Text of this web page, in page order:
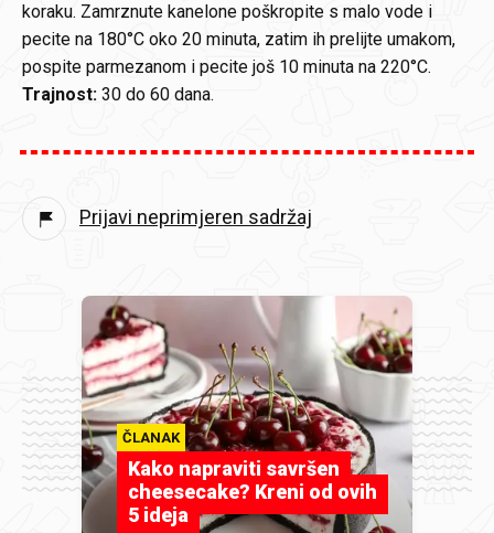
koraku. Zamrznute kanelone poškropite s malo vode i
pecite na 180°C oko 20 minuta, zatim ih prelijte umakom,
pospite parmezanom i pecite još 10 minuta na 220°C.
Trajnost: 30 do 60 dana.
Prijavi neprimjeren sadržaj
ČLANAK
Kako napraviti savršen
cheesecake? Kreni od ovih
5 ideja